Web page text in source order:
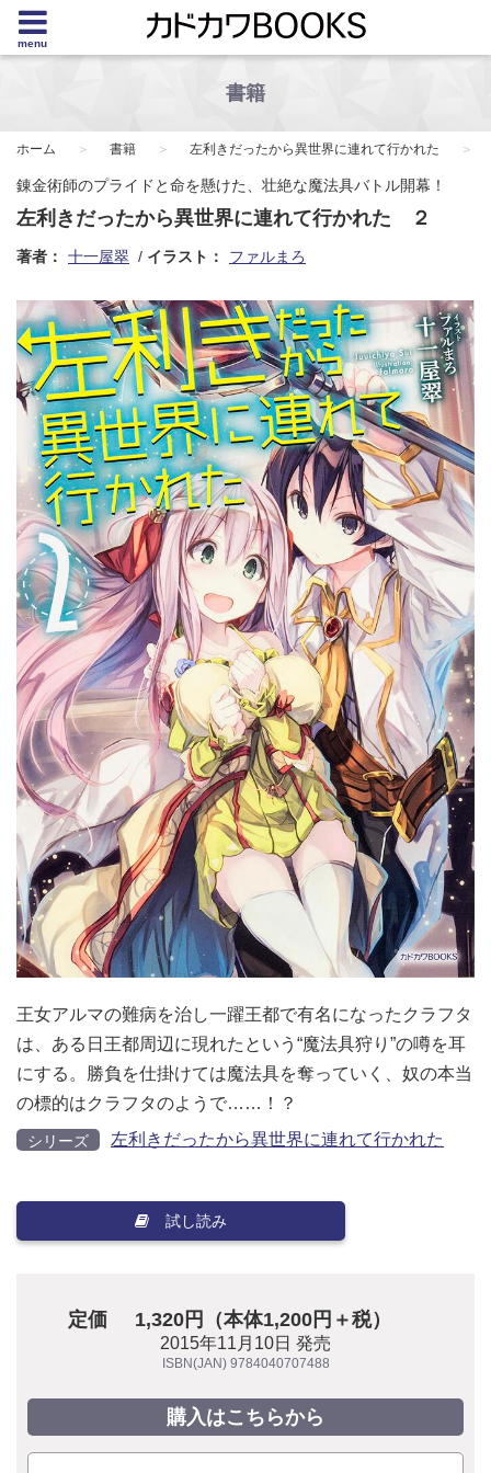
menu
書籍
ホーム 書籍 左利きだったから異世界に連れて行かれた
錬金術師のプライドと命を懸けた、壮絶な魔法具バトル開幕！
左利きだったから異世界に連れて行かれた ２
著者： 十一屋翠 イラスト： ファルまろ
王女アルマの難病を治し一躍王都で有名になったクラフタ
は、ある日王都周辺に現れたという“魔法具狩り”の噂を耳
にする。勝負を仕掛けては魔法具を奪っていく、奴の本当
の標的はクラフタのようで……！？
シリーズ 左利きだったから異世界に連れて行かれた
試し読み
定価 1,320円（本体1,200円＋税）
2015年11月10日 発売
ISBN(JAN) 9784040707488
購入はこちらから